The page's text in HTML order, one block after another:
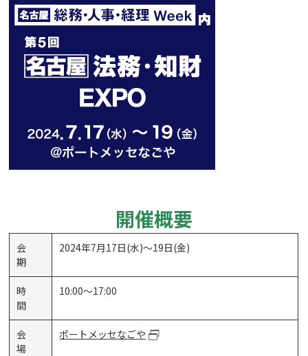
開催概要
会
期
2024年7月17日(水)～19日(金)
時
間
10:00～17:00
会
場
ポートメッセなごや